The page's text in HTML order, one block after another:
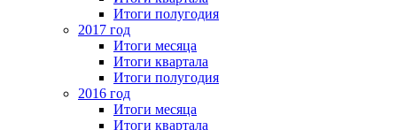
Итоги полугодия
2017 год
Итоги месяца
Итоги квартала
Итоги полугодия
2016 год
Итоги месяца
Итоги квартала